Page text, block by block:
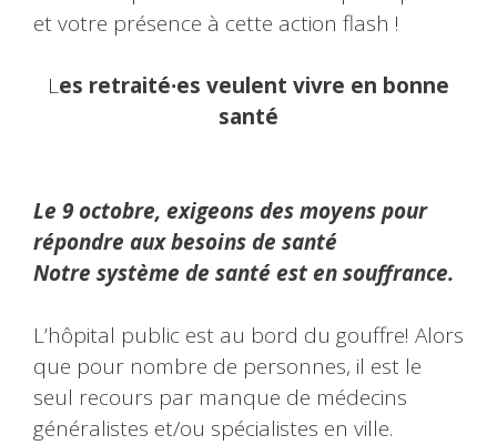
et votre présence à cette action flash !
Les retraité∙es veulent vivre en bonne
santé
Le 9 octobre, exigeons des moyens pour
répondre aux besoins de santé
Notre système de santé est en souffrance.
L’hôpital public est au bord du gouffre! Alors
que pour nombre de personnes, il est le
seul recours par manque de médecins
généralistes et/ou spécialistes en ville.